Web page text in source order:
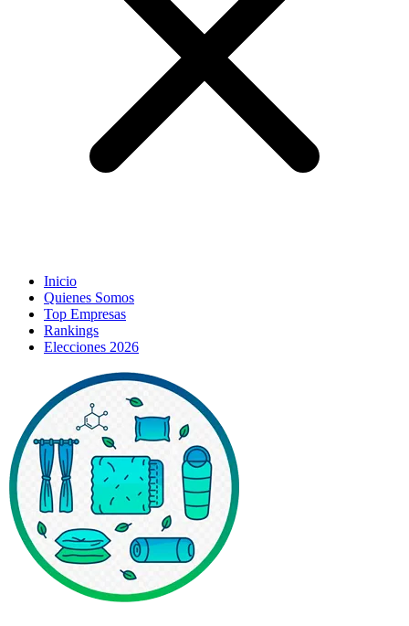
Inicio
Quienes Somos
Top Empresas
Rankings
Elecciones 2026